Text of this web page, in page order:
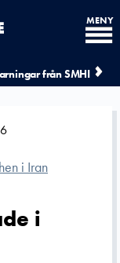
från SMHI
MENY
i Iran
i